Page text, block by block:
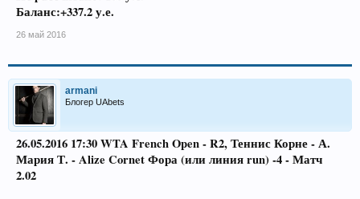
Баланс:+337.2 у.е.
26 май 2016
armani
Блогер UAbets
26.05.2016 17:30WTA French Open - R2, ТеннисКорне - А.
Мария Т. -Alize CornetФора (или линия run) -4 - Матч
2.02